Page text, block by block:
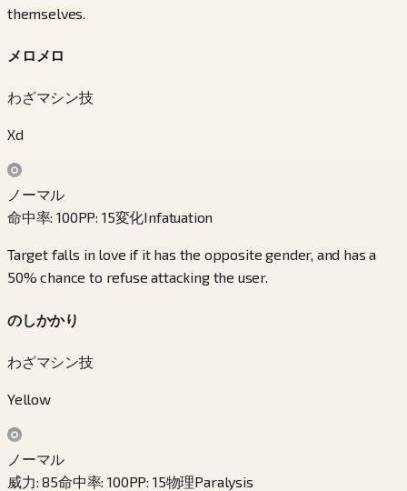
themselves.
メロメロ
わざマシン技
Xd
ノーマル
命中率:100PP: 15変化Infatuation
Target falls in love if it has the opposite gender, and has a
50% chance to refuse attacking the user.
のしかかり
わざマシン技
Yellow
ノーマル
威力:85命中率:100PP: 15物理Paralysis